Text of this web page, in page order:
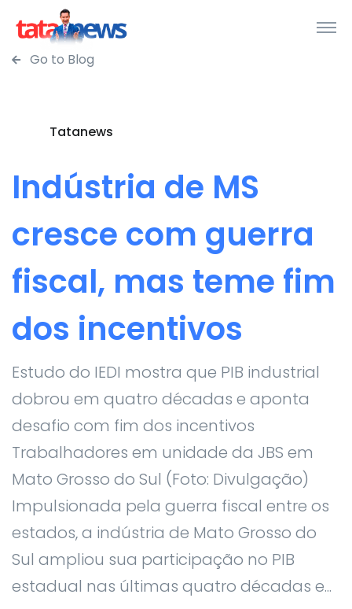
Go to Blog
Tatanews
Indústria de MS
cresce com guerra
fiscal, mas teme fim
dos incentivos
Estudo do IEDI mostra que PIB industrial
dobrou em quatro décadas e aponta
desafio com fim dos incentivos
Trabalhadores em unidade da JBS em
Mato Grosso do Sul (Foto: Divulgação)
Impulsionada pela guerra fiscal entre os
estados, a indústria de Mato Grosso do
Sul ampliou sua participação no PIB
estadual nas últimas quatro décadas e...